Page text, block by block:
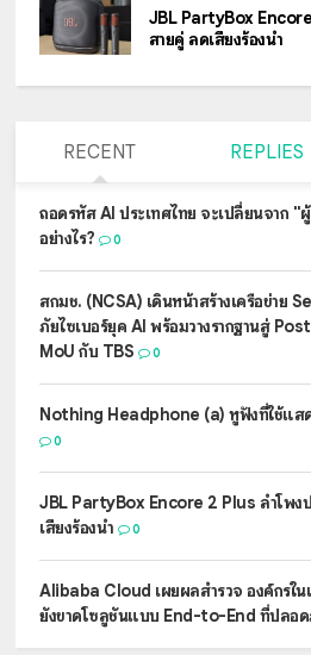
JBL PartyBox
สายคู่ ลดเสียงร้องนำ
RECENT REPLIES
ถอดรหัส AI ประเทศไทย จะเปลี่ยนจาก "
อย่างไร?
0
สกมช. (NCSA) เดินหน้าสร้างเครือข่าย
ภัยไซเบอร์ยุค AI พร้อมวางรากฐานสู่
MoU กับ TBS
0
Nothing Headphone (a) หูฟังที่ใช้แส
0
JBL PartyBox Encore 2 Plus ลำโพง
เสียงร้องนำ
0
Alibaba Cloud เผยผลสำรวจ องค์กรใน
ยังขาดโซลูชันแบบ End-to-End ที่ปลอ